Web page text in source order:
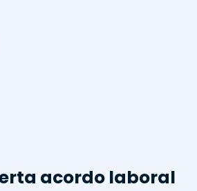
acordo laboral